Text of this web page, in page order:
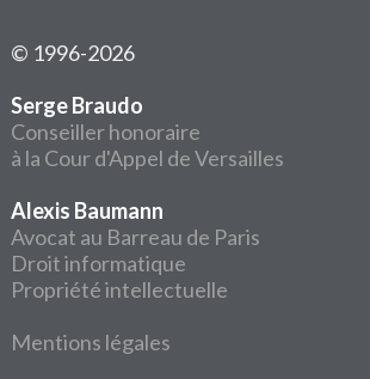
© 1996-2026
Serge Braudo
Conseiller honoraire
à la Cour d'Appel de Versailles
Alexis Baumann
Avocat au Barreau de Paris
Droit informatique
Propriété intellectuelle
Mentions légales